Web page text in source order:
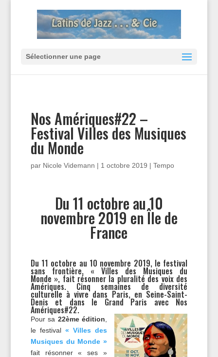
Sélectionner une page
Nos Amériques#22 –
Festival Villes des Musiques
du Monde
par Nicole Videmann | 1 octobre 2019 | Tempo
Du 11 octobre au 10
novembre 2019 en Île de
France
Du 11 octobre au 10 novembre 2019, le festival
sans frontière, « Villes des Musiques du
Monde », fait résonner la pluralité des voix des
Amériques. Cinq semaines de diversité
culturelle à vivre dans Paris, en Seine-Saint-
Denis et dans le Grand Paris avec Nos
Amériques#22.
Pour sa 22ème édition
le festival « Villes des
Musiques du Monde »
fait résonner « ses »